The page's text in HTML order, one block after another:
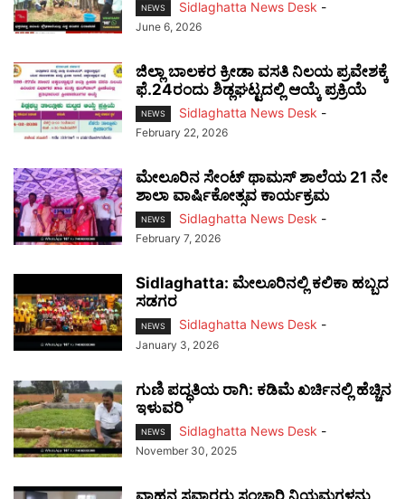
NEWS Sidlaghatta News Desk -
June 6, 2026
ಜಿಲ್ಲಾ ಬಾಲಕರ ಕ್ರೀಡಾ ವಸತಿ ನಿಲಯ ಪ್ರವೇಶಕ್ಕೆ
ಫೆ.24ರಂದು ಶಿಡ್ಲಘಟ್ಟದಲ್ಲಿ ಆಯ್ಕೆ ಪ್ರಕ್ರಿಯೆ
NEWS Sidlaghatta News Desk -
February 22, 2026
ಮೇಲೂರಿನ ಸೇಂಟ್ ಥಾಮಸ್ ಶಾಲೆಯ 21 ನೇ
ಶಾಲಾ ವಾರ್ಷಿಕೋತ್ಸವ ಕಾರ್ಯಕ್ರಮ
NEWS Sidlaghatta News Desk -
February 7, 2026
Sidlaghatta: ಮೇಲೂರಿನಲ್ಲಿ ಕಲಿಕಾ ಹಬ್ಬದ
ಸಡಗರ
NEWS Sidlaghatta News Desk -
January 3, 2026
ಗುಣಿ ಪದ್ಧತಿಯ ರಾಗಿ: ಕಡಿಮೆ ಖರ್ಚಿನಲ್ಲಿ ಹೆಚ್ಚಿನ
ಇಳುವರಿ
NEWS Sidlaghatta News Desk -
November 30, 2025
ವಾಹನ ಸವಾರರು ಸಂಚಾರಿ ನಿಯಮಗಳನ್ನು